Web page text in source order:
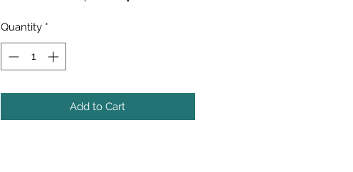
Quantity *
Add to Cart